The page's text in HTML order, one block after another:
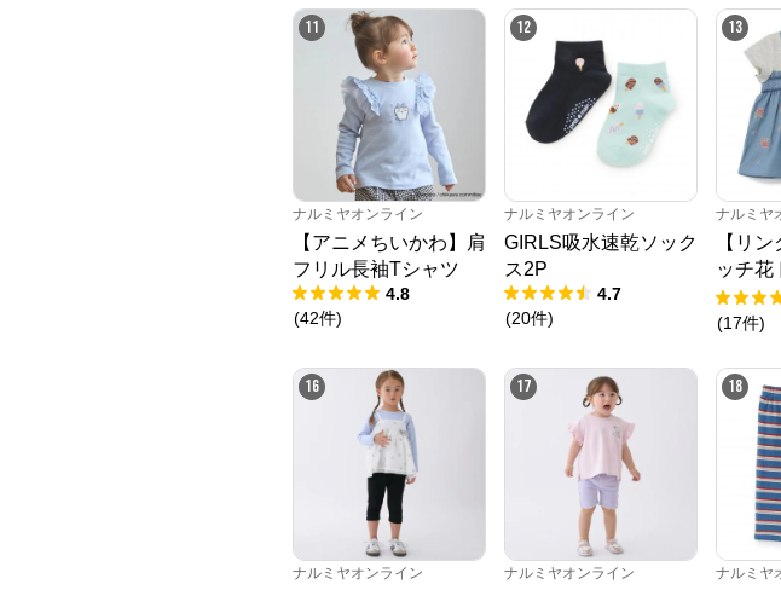
11
ナルミヤオンライン
【アニメちいかわ】肩
フリル長袖Tシャツ
4.8
(42件)
12
ナルミヤオンライン
GIRLS吸水速乾ソック
ス2P
4.7
(20件)
13
ナルミヤ
【リ
ッチ花
ャツ
(17件)
16
ナルミヤオンライン
17
ナルミヤオンライン
18
ナルミヤ
※外部
ナルミヤオ
ナルミヤオンライン公式通販シ
ン、ラブトキシック、アナスイ
す。